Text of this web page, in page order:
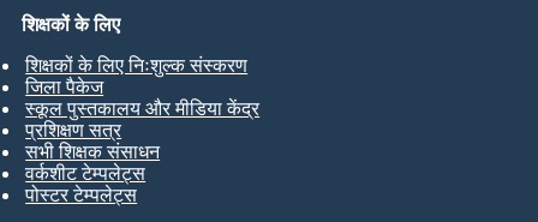
शिक्षकों के लिए
शिक्षकों के लिए निःशुल्क संस्करण
जिला पैकेज
स्कूल पुस्तकालय और मीडिया केंद्र
प्रशिक्षण सत्र
सभी शिक्षक संसाधन
वर्कशीट टेम्पलेट्स
पोस्टर टेम्पलेट्स